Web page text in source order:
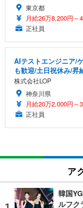
東京都
月給26万8,200円～
正社員
AIテストエンジニア/
も歓迎/土日祝休み/昇
株式会社LOP
神奈川県
月給20万2,000円～
正社員
ア
韓国
ルフク